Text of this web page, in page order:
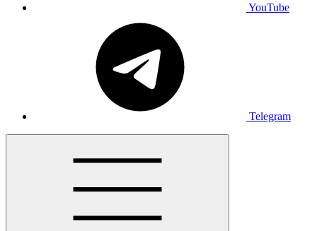
YouTube
Telegram